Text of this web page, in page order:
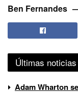
Ben Fernandes
Últimas noticias
Adam Wharton